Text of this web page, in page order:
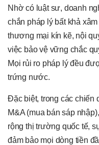
Nhờ có luật sư, doanh
chắn pháp lý bất khả
thương mại kín kẽ, nội
việc bảo vệ vững chắc
Mọi rủi ro pháp lý đều
trứng nước.
Đặc biệt, trong các chiến
M&A (mua bán sáp
rộng thị trường quốc tế,
đảm bảo mọi dòng tiền